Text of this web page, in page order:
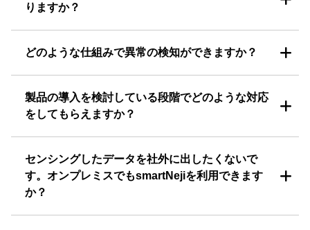
りますか？
どのような仕組みで異常の検知ができますか？
製品の導入を検討している段階でどのような対応
をしてもらえますか？
センシングしたデータを社外に出したくないで
す。オンプレミスでもsmartNejiを利用できます
か？